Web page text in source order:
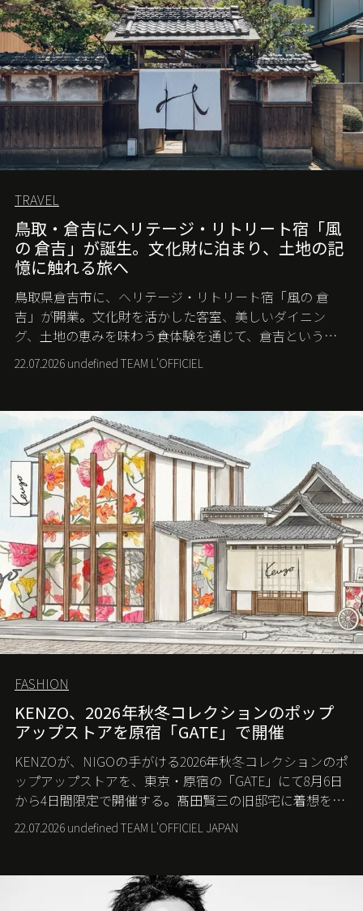
TRAVEL
鳥取・倉吉にヘリテージ・リトリート宿「風
の 倉吉」が誕生。文化財に泊まり、土地の記
憶に触れる旅へ
鳥取県倉吉市に、ヘリテージ・リトリート宿「風の 倉
吉」が開業。文化財を活かした客室、美しいダイニン
グ、土地の恵みを味わう食体験を通じて、倉吉というま
ちに深く滞在する旅を提案する。
22.07.2026 undefined TEAM L'OFFICIEL
FASHION
KENZO、2026年秋冬コレクションのポップ
アップストアを原宿「GATE」で開催
KENZOが、NIGOの手がける2026年秋冬コレクションのポ
ップアップストアを、東京・原宿の「GATE」にて8月6日
から4日間限定で開催する。髙田賢三の旧邸宅に着想を得
た空間で、メゾンのヘリテージと遊び心が交差する最新
コレクションを紹介。
22.07.2026 undefined TEAM L'OFFICIEL JAPAN